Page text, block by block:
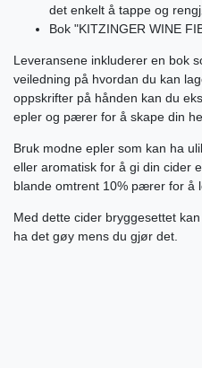
det enkelt å tappe og
Bok "KITZINGER WINE
Leveransene inkluderer en bok
veiledning på hvordan du kan
oppskrifter på hånden kan du
epler og pærer for å skape din
Bruk modne epler som kan ha
eller aromatisk for å gi din cider
blande omtrent 10% pærer for å
Med dette cider bryggesettet
ha det gøy mens du gjør det.